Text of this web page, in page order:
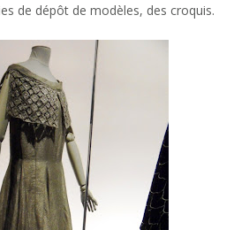
de dépôt de modèles, des croquis.